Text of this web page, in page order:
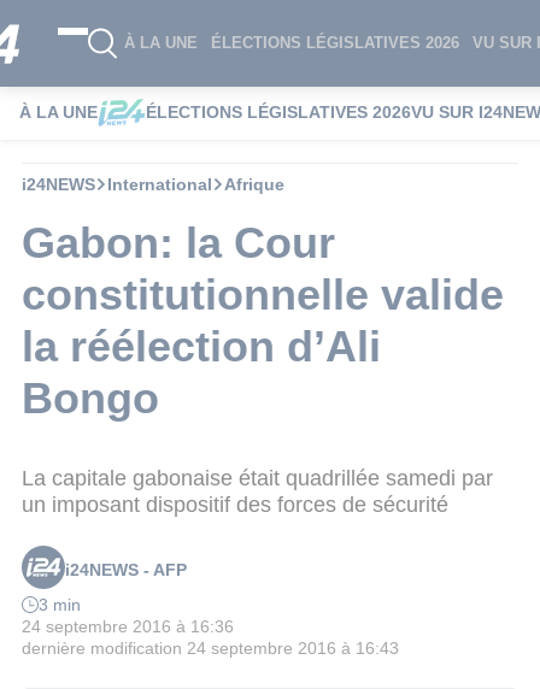
À LA UNE ÉLECTIONS LÉGISLATIVES 2026 VU SUR
À LA UNE ÉLECTIONS LÉGISLATIVES 2026VU SUR
i24NEWS International Afrique
Gabon: la Cour
constitutionnelle valide
la réélection d’Ali
Bongo
La capitale gabonaise était quadrillée samedi par
un imposant dispositif des forces de sécurité
i24NEWS - AFP
3 min
24 septembre 2016 à 16:36
dernière modification 24 septembre 2016 à 16:43